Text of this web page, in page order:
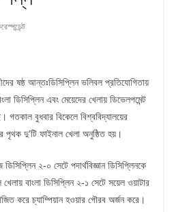
ষষ্ঠ আন্তঃডিসিপ্লিন ভলিবল প্রতিযোগিতায়
ডিসিপ্লিন এবং মেয়েদের খেলায় ডিভেলপমেন্ট
গতকাল বুধবার বিকেলে বিশ্ববিদ্যালয়ের
পৃথক দু’টি ফাইনাল খেলা অনুষ্ঠিত হয়।
ডিসিপ্লিন ২-০ সেটে পদার্থবিজ্ঞান ডিসিপ্লিনকে
বাংলা ডিসিপ্লিন ২-১ সেটে সয়েল ওয়াটার
করে চ্যাম্পিয়ান হওয়ার গৌরব অর্জন করে।